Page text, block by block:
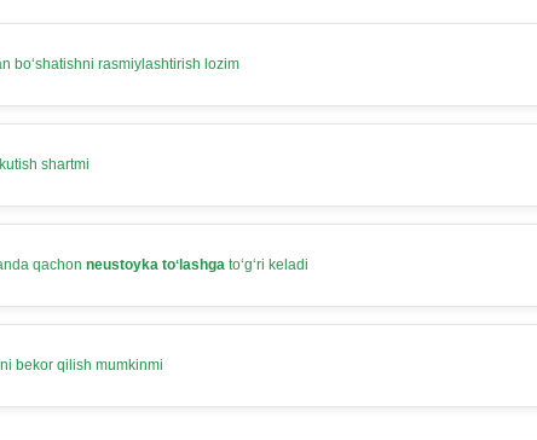
boʻshatishni rasmiylashtirish lozim
shartmi
qachon neustoyka toʻlashga toʻgʻri keladi
bekor qilish mumkinmi